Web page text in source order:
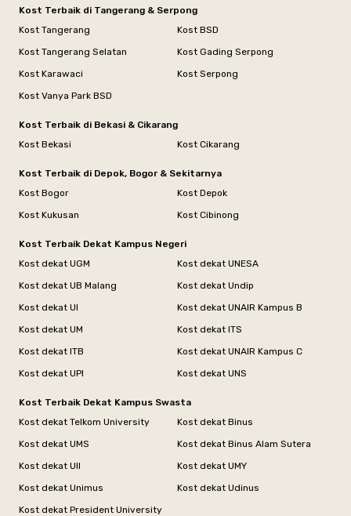
Kost Terbaik di Tangerang & Serpong
Kost Tangerang
Kost BSD
Kost Tangerang Selatan
Kost Gading Serpong
Kost Karawaci
Kost Serpong
Kost Vanya Park BSD
Kost Terbaik di Bekasi & Cikarang
Kost Bekasi
Kost Cikarang
Kost Terbaik di Depok, Bogor & Sekitarnya
Kost Bogor
Kost Depok
Kost Kukusan
Kost Cibinong
Kost Terbaik Dekat Kampus Negeri
Kost dekat UGM
Kost dekat UNESA
Kost dekat UB Malang
Kost dekat Undip
Kost dekat UI
Kost dekat UNAIR Kampus B
Kost dekat UM
Kost dekat ITS
Kost dekat ITB
Kost dekat UNAIR Kampus C
Kost dekat UPI
Kost dekat UNS
Kost Terbaik Dekat Kampus Swasta
Kost dekat Telkom University
Kost dekat Binus
Kost dekat UMS
Kost dekat Binus Alam Sutera
Kost dekat UII
Kost dekat UMY
Kost dekat Unimus
Kost dekat Udinus
Kost dekat President University